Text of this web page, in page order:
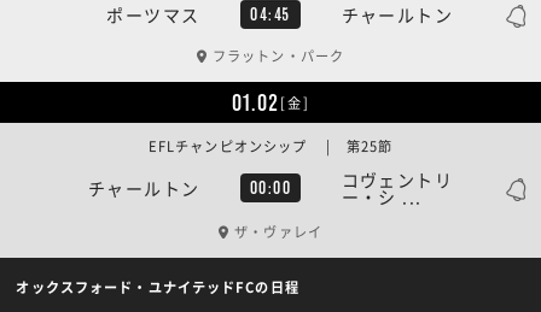
ポーツマス 04:45 チャールトン
フラットン・パーク
01.02[金]
チャールトン 00:00 コヴェントリ
ー・シ ...
EFLチャンピオンシップ | 第25節
ザ・ヴァレイ
オックスフォード・ユナイテッドFCの日程